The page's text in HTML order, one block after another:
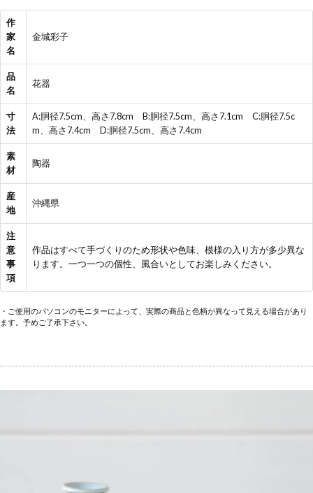
作
家
名
金城彩子
品
名
花器
寸
法
A:胴径7.5cm、高さ7.8cm B:胴径7.5cm、高さ7.1cm C:胴径7.5c
m、高さ7.4cm D:胴径7.5cm、高さ7.4cm
素
材
陶器
産
地
沖縄県
注
意
事
項
作品はすべて手づくりのため形状や色味、模様の入り方が多少異な
ります。一つ一つの個性、風合いとしてお楽しみください。
・ご使用のパソコンのモニターによって、実際の商品と色柄が異なって見える場合があり
ます。予めご了承下さい。